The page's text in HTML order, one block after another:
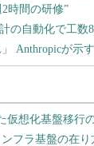
仮想化基盤移行
フラ基盤の在り